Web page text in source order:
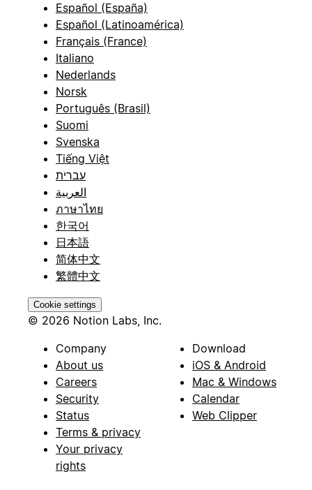
Español (España)
Español (Latinoamérica)
Français (France)
Italiano
Nederlands
Norsk
Português (Brasil)
Suomi
Svenska
Tiếng Việt
עברית
العربية
ภาษาไทย
한국어
日本語
简体中文
繁體中文
Cookie settings
© 2026 Notion Labs, Inc.
Company
About us
Careers
Security
Status
Terms & privacy
Your privacy
rights
Download
iOS & Android
Mac & Windows
Calendar
Web Clipper